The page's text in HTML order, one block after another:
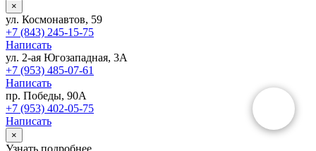
×
ул. Космонавтов, 59
+7 (843) 245-15-75
Написать
ул. 2-ая Югозападная, 3А
+7 (953) 485-07-61
Написать
пр. Победы, 90А
+7 (953) 402-05-75
Написать
×